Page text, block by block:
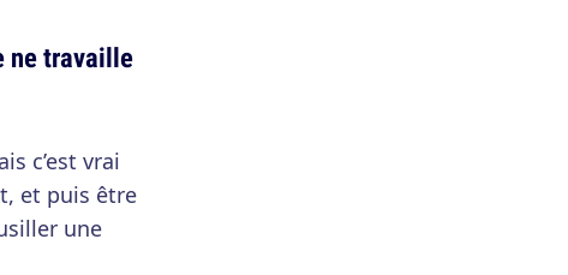
ne travaille
c’est vrai
et puis être
une